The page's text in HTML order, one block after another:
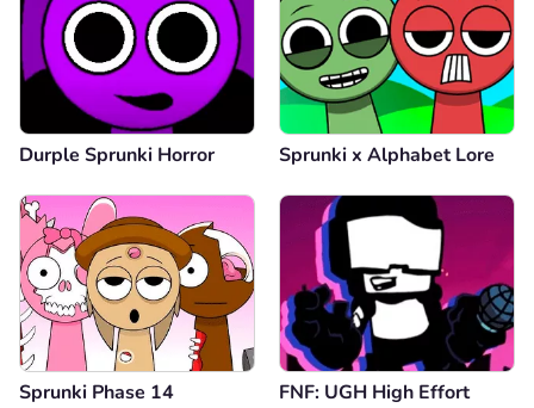
Durple Sprunki Horror Sprunki x Alphabet Lore
Sprunki Phase 14 FNF: UGH High Effort